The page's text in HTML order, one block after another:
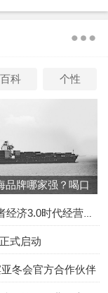
，用我们常见
能就是用特技。
可以理解为是主创
百科 个性
品牌哪家强？喝口
式启动
冬会官方合作伙伴